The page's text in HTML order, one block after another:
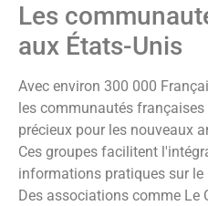
Les
aux États-Unis
Avec environ 300 000
les communautés
précieux pour les nouveaux
Ces groupes facilitent
informations pratiques sur
Des associations comme Le